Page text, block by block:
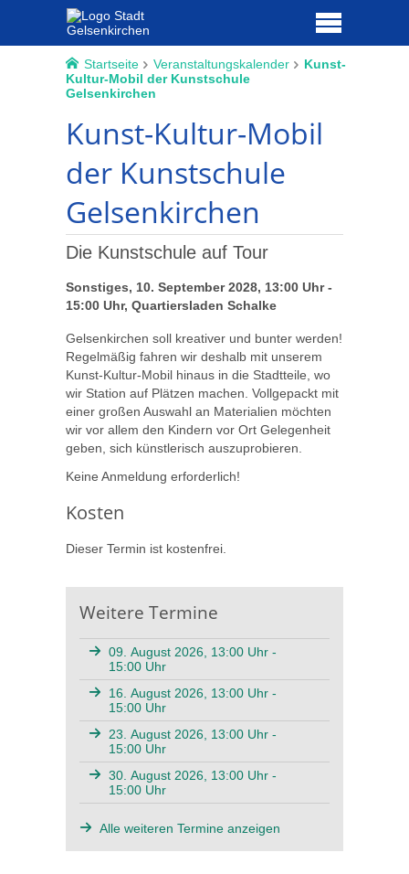
Startseite Veranstaltungskalender
Kunst-
Kultur-Mobil der Kunstschule
Gelsenkirchen
Kunst-Kultur-Mobil
der Kunstschule
Gelsenkirchen
Die Kunstschule auf Tour
Sonstiges, 10. September 2028, 13:00 Uhr -
15:00 Uhr, Quartiersladen Schalke
Gelsenkirchen soll kreativer und bunter werden!
Regelmäßig fahren wir deshalb mit unserem
Kunst-Kultur-Mobil hinaus in die Stadtteile, wo
wir Station auf Plätzen machen. Vollgepackt mit
einer großen Auswahl an Materialien möchten
wir vor allem den Kindern vor Ort Gelegenheit
geben, sich künstlerisch auszuprobieren.
Keine Anmeldung erforderlich!
Kosten
Dieser Termin ist kostenfrei.
Weitere Termine
09. August 2026, 13:00 Uhr -
15:00 Uhr
16. August 2026, 13:00 Uhr -
15:00 Uhr
23. August 2026, 13:00 Uhr -
15:00 Uhr
30. August 2026, 13:00 Uhr -
15:00 Uhr
Alle weiteren Termine anzeigen